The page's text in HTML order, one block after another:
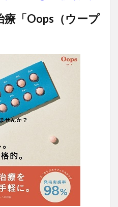
「Oops（ウープ